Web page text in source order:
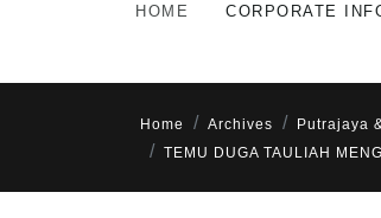
HOME CORPORATE
Home Archives
Putrajaya
TEMU DUGA TAULIAH